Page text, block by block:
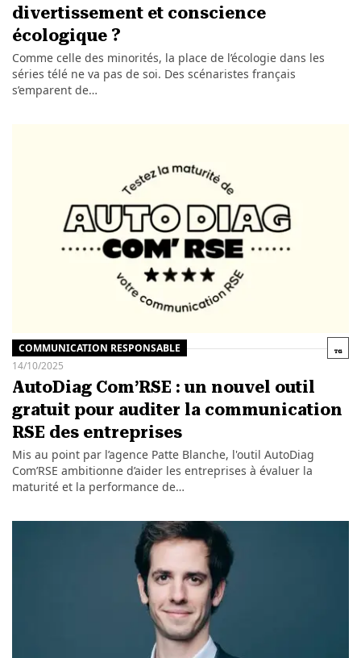
divertissement et conscience
écologique ?
Comme celle des minorités, la place de l’écologie dans les
séries télé ne va pas de soi. Des scénaristes français
s’emparent de…
COMMUNICATION RESPONSABLE
14/10/2025
AutoDiag Com’RSE : un nouvel outil
gratuit pour auditer la communication
RSE des entreprises
Mis au point par l’agence Patte Blanche, l'outil AutoDiag
Com’RSE ambitionne d’aider les entreprises à évaluer la
maturité et la performance de…